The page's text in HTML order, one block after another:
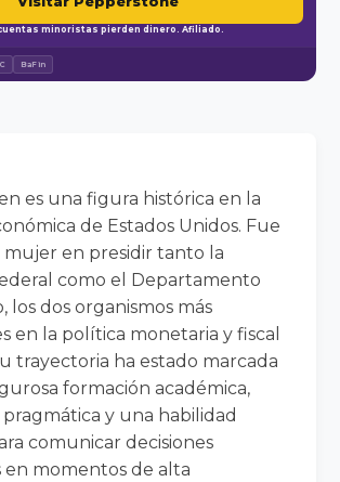
minoristas pierden dinero. Afiliado.
BaFin
es una figura histórica en la
de Estados Unidos. Fue
mujer en presidir tanto la
como el Departamento
los dos organismos más
en la política monetaria y fiscal
trayectoria ha estado marcada
formación académica,
pragmática y una habilidad
comunicar decisiones
en momentos de alta